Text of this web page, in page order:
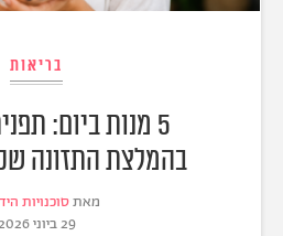
בריאות
5 מנות ביום:
בהמלצת התזונה
מאתסוכנויות
29 ביוני 2026